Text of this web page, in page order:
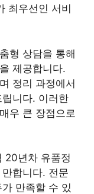
최우선인 서비
형 상담을 통해
제공합니다.
정리 과정에서
니다. 이러한
우 큰 장점으로
20년차 유품정
합니다. 전문
만족할 수 있